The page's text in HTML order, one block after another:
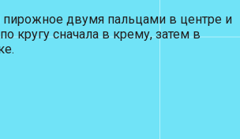
двумя пальцами в центре и
кругу сначала в крему, затем в